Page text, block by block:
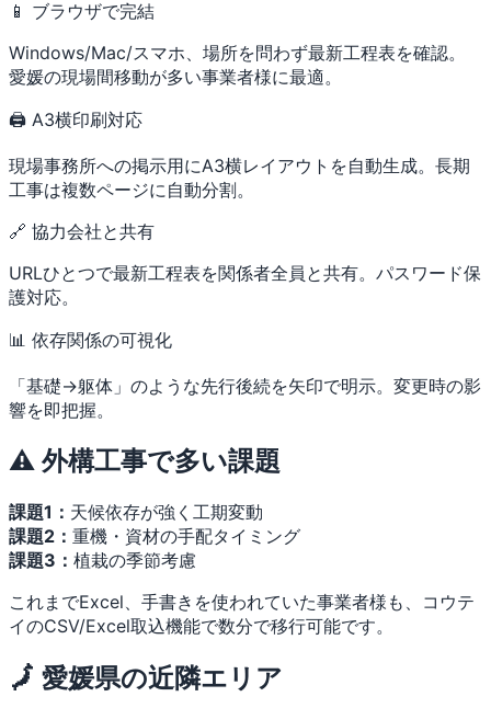
📱 ブラウザで完結
Windows/Mac/スマホ、場所を問わず最新工程表を確認。
愛媛の現場間移動が多い事業者様に最適。
🖨 A3横印刷対応
現場事務所への掲示用にA3横レイアウトを自動生成。長期
工事は複数ページに自動分割。
🔗 協力会社と共有
URLひとつで最新工程表を関係者全員と共有。パスワード保
護対応。
📊 依存関係の可視化
「基礎→躯体」のような先行後続を矢印で明示。変更時の影
響を即把握。
⚠️ 外構工事で多い課題
課題1： 天候依存が強く工期変動
課題2： 重機・資材の手配タイミング
課題3： 植栽の季節考慮
これまでExcel、手書きを使われていた事業者様も、コウテ
イのCSV/Excel取込機能で数分で移行可能です。
🗾 愛媛県の近隣エリア